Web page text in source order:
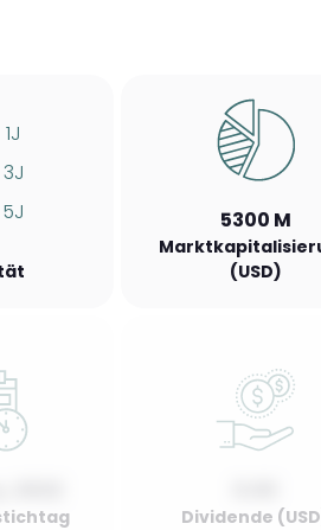
1J
3J
5J 5300 M
(USD)
Dividende